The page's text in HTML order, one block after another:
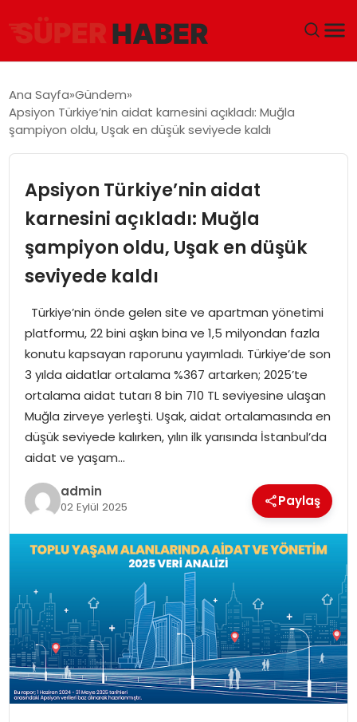
GÜNDEM
EĞITIM
EKONOMI
MAGAZIN
SAĞLIK
SIYASET
SPOR
TEKNOLOJI
YAŞAM
Ana Sayfa Gündem
Apsiyon Türkiye’nin aidat karnesini açıkladı: Muğla
şampiyon oldu, Uşak en düşük seviyede kaldı
Apsiyon Türkiye’nin aidat
karnesini açıkladı: Muğla
şampiyon oldu, Uşak en düşük
seviyede kaldı
Türkiye’nin önde gelen site ve apartman yönetimi
platformu, 22 bini aşkın bina ve 1,5 milyondan fazla
konutu kapsayan raporunu yayımladı. Türkiye’de son
3 yılda aidatlar ortalama %367 artarken; 2025’te
ortalama aidat tutarı 8 bin 710 TL seviyesine ulaşan
Muğla zirveye yerleşti. Uşak, aidat ortalamasında en
düşük seviyede kalırken, yılın ilk yarısında İstanbul’da
aidat ve yaşam…
admin
02 Eylül 2025 Paylaş